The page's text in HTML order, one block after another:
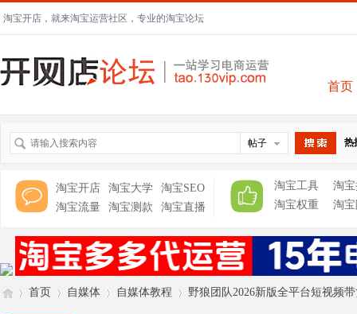
淘宝开店，就来淘宝运营社区，专业的淘宝论坛
首页
帖子 热
淘宝开店 淘宝大学
淘宝SEO
淘宝流量
淘宝测款 淘宝直播
淘宝工具
淘
淘宝权重
淘
首页 自媒体 自媒体教程 野狼团队2026新版全平台短视频